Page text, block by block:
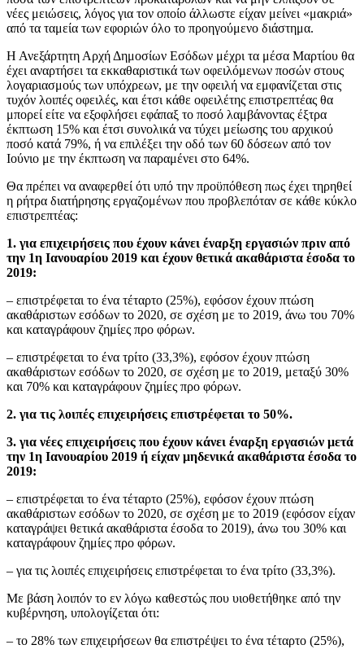
νέες μειώσεις, λόγος για τον οποίο άλλωστε είχαν μείνει «μακριά»
από τα ταμεία των εφοριών όλο το προηγούμενο διάστημα.
Η Ανεξάρτητη Αρχή Δημοσίων Εσόδων μέχρι τα μέσα Μαρτίου θα
έχει αναρτήσει τα εκκαθαριστικά των οφειλόμενων ποσών στους
λογαριασμούς των υπόχρεων, με την οφειλή να εμφανίζεται στις
τυχόν λοιπές οφειλές, και έτσι κάθε οφειλέτης επιστρεπτέας θα
μπορεί είτε να εξοφλήσει εφάπαξ το ποσό λαμβάνοντας έξτρα
έκπτωση 15% και έτσι συνολικά να τύχει μείωσης του αρχικού
ποσό κατά 79%, ή να επιλέξει την οδό των 60 δόσεων από τον
Ιούνιο με την έκπτωση να παραμένει στο 64%.
Θα πρέπει να αναφερθεί ότι υπό την προϋπόθεση πως έχει τηρηθεί
η ρήτρα διατήρησης εργαζομένων που προβλεπόταν σε κάθε κύκλο
επιστρεπτέας:
1. για επιχειρήσεις που έχουν κάνει έναρξη εργασιών πριν από
την 1η Ιανουαρίου 2019 και έχουν θετικά ακαθάριστα έσοδα το
2019:
– επιστρέφεται το ένα τέταρτο (25%), εφόσον έχουν πτώση
ακαθάριστων εσόδων το 2020, σε σχέση με το 2019, άνω του 70%
και καταγράφουν ζημίες προ φόρων.
– επιστρέφεται το ένα τρίτο (33,3%), εφόσον έχουν πτώση
ακαθάριστων εσόδων το 2020, σε σχέση με το 2019, μεταξύ 30%
και 70% και καταγράφουν ζημίες προ φόρων.
2. για τις λοιπές επιχειρήσεις επιστρέφεται το 50%.
3. για νέες επιχειρήσεις που έχουν κάνει έναρξη εργασιών μετά
την 1η Ιανουαρίου 2019 ή είχαν μηδενικά ακαθάριστα έσοδα το
2019:
– επιστρέφεται το ένα τέταρτο (25%), εφόσον έχουν πτώση
ακαθάριστων εσόδων το 2020, σε σχέση με το 2019 (εφόσον είχαν
καταγράψει θετικά ακαθάριστα έσοδα το 2019), άνω του 30% και
καταγράφουν ζημίες προ φόρων.
– για τις λοιπές επιχειρήσεις επιστρέφεται το ένα τρίτο (33,3%).
Με βάση λοιπόν το εν λόγω καθεστώς που υιοθετήθηκε από την
κυβέρνηση, υπολογίζεται ότι:
– το 28% των επιχειρήσεων θα επιστρέψει το ένα τέταρτο (25%),